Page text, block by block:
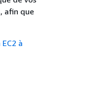
afin que
à